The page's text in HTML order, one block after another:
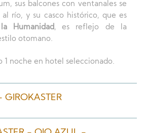
sus balcones con ventanales se
al río, y su casco histórico, que es
Humanidad, es reflejo de la
otomano.
1 noche en hotel seleccionado.
GIROKASTER